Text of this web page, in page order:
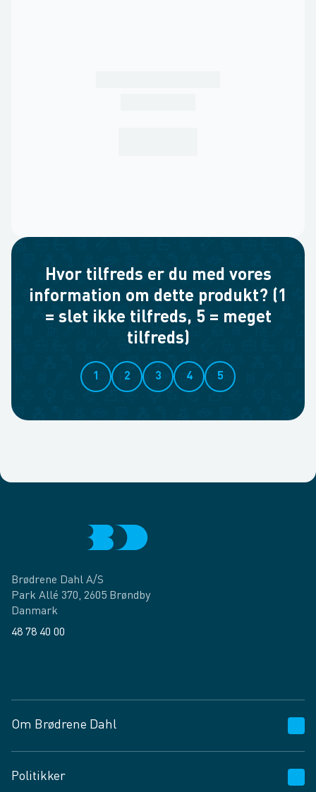
Hvor tilfreds er du med vores
information om dette produkt? (1
= slet ikke tilfreds, 5 = meget
tilfreds)
1 2 3 4 5
Brødrene Dahl A/S
Park Allé 370, 2605 Brøndby
Danmark
48 78 40 00
Om Brødrene Dahl
Vagttelefon 30 10 89 89
Politikker